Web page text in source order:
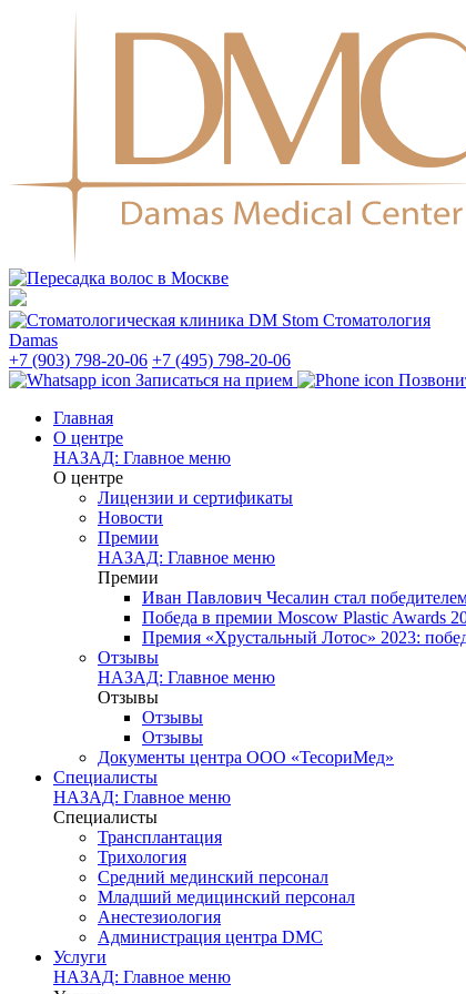
Стоматология
Damas
+7 (903) 798-20-06 +7 (495) 798-20-06
Записаться на прием
Главная
О центре
НАЗАД: Главное меню
О центре
Лицензии и сертификаты
Новости
Премии
НАЗАД: Главное меню
Премии
Иван Павлович Чесалин стал
Победа в премии Moscow Plastic Awards
Премия «Хрустальный Лотос» 2023:
Отзывы
НАЗАД: Главное меню
Отзывы
Отзывы
Отзывы
Документы центра ООО «ТесориМед»
Специалисты
НАЗАД: Главное меню
Специалисты
Трансплантация
Трихология
Средний мединский персонал
Младший медицинский персонал
Анестезиология
Администрация центра DMC
Услуги
НАЗАД: Главное меню